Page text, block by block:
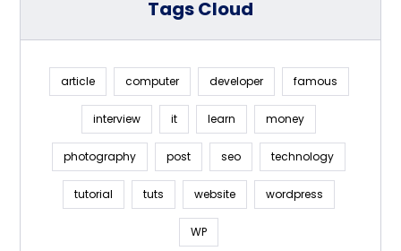
Tags Cloud
article computer developer famous
interview it learn money
photography post seo technology
tutorial tuts website wordpress
WP